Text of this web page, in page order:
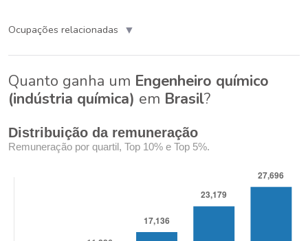
Ocupações relacionadas ▼
Quanto ganha um Engenheiro químico
(indústria química) em Brasil?
Distribuição da remuneração
Remuneração por quartil, Top 10% e Top 5%.